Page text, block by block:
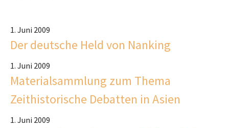
1. Juni 2009
Der deutsche Held von Nanking
1. Juni 2009
Materialsammlung zum Thema
Zeithistorische Debatten in Asien
1. Juni 2009